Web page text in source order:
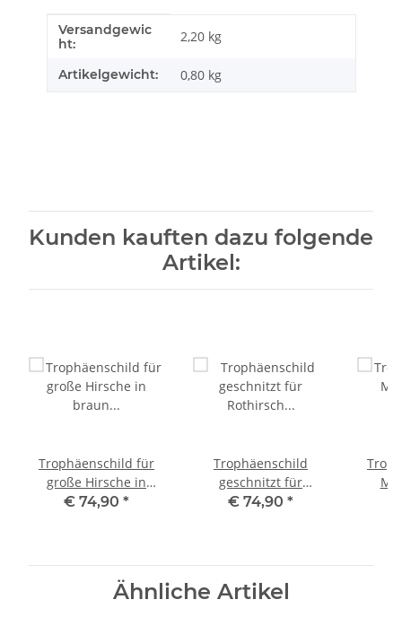
Produkteigenschaft
Wert
Versandgewic
ht:
2,20 kg
Artikelgewicht: 0,80 kg
Kunden kauften dazu folgende
Artikel:
Trophäenschild für
große Hirsche in
braun + geschnitzt im
€ 74,90 *
Trophäenschild
geschnitzt für
Rothirsch
€ 74,90 *
Ähnliche Artikel